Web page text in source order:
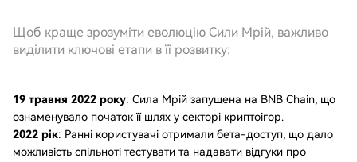
Щоб краще зрозуміти еволюцію Сили Мрій, важливо
виділити ключові етапи в її розвитку:
19 травня 2022 року: Сила Мрій запущена на BNB Chain, що
ознаменувало початок її шлях у секторі криптоігор.
2022 рік: Ранні користувачі отримали бета-доступ, що дало
можливість спільноті тестувати та надавати відгуки про